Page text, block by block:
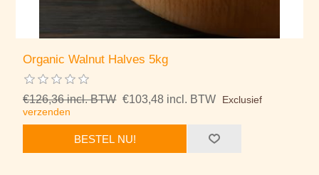
Organic Walnut Halves 5kg
€126,36 incl. BTW €103,48 incl. BTW
Exclusief
verzenden
BESTEL NU!